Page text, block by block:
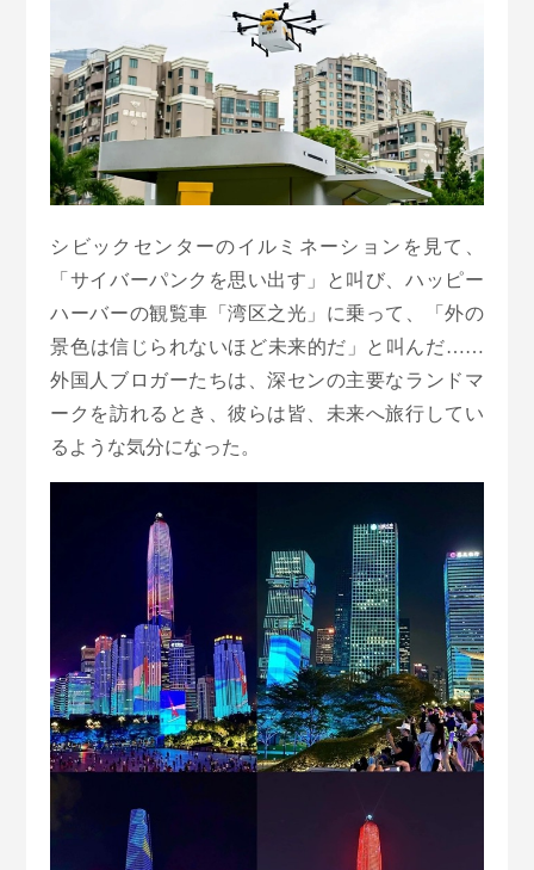
シビックセンターのイルミネーションを見て、
「サイバーパンクを思い出す」と叫び、ハッピー
ハーバーの観覧車「湾区之光」に乗って、「外の
景色は信じられないほど未来的だ」と叫んだ……
外国人ブロガーたちは、深センの主要なランドマ
ークを訪れるとき、彼らは皆、未来へ旅行してい
るような気分になった。